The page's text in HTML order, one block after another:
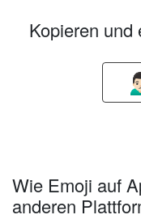
Kopieren und
Wie Emoji auf
anderen